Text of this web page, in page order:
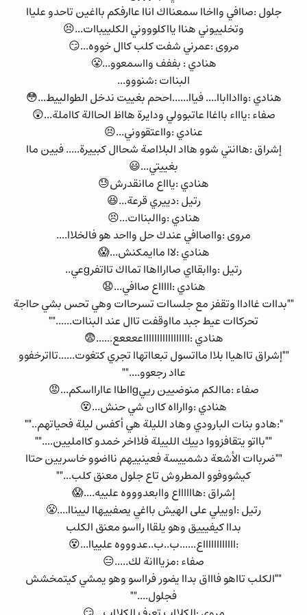
جلول :صاافي وااخاا سمعنااك اناا عاارفكم بااغين تاحدو علياا
وتخلييوني هناا يااكلوووني الكلييباات...😣
مروى :عمرني شفت كلب كاال خووه...😏
هنادي : بففف وااسمعوو...😤
البناات :شنووو...
هنادي :واادااباا.... فياا......اححم بغييت ندخل الطوالييط...😳
صفاء :ياااء بااغاا عاتبوولي ودايرة هااظ الحاالة كااملة...😲
عنادي :وااعتقووني...😣
إشراق :هاانتي شوو هااد البلااصة شحاال كبييرة..... فيين ماا
بغييتي...😃
هنادي :ياااع ماانقدرش😓
رتيل :دييري قرعة...😆
هنادي :واالبناات...😣
مروى :وااصاافي عندك حل وااحد هو فالخلاا....
هنادي :لاا ماايمكنش...😱
رتيل :واابقااي صاارااهاا تمااك تااتفرgعي..
هنادي :اااااع صاافي...😧
""بداات غااداا وتقفز مع جلساات تسرحاات وهي تحس بشي حااجة
تحركاات عيط جبد مااوقفت تاال عند البناات......""
هنادي :اااااااااااااااااععععع......😨
""إشراق تااهياا بلاا مااتسول تبعااتهاا تجري كتغوت......تااترخفوو
عااد رجعوو....""
صفاء :ماالكم منوضيين رييgااطاا عاارااسكم...😡
هنادي :واارااه كاان شي حنش...😵
":هادو بنات البارودي وهاد الليلة هي أكفس ليلة فحياتهم..""
""بااتو يتقافزووا دييك اللييلة فلااخر خمدو كاامليين....""
""ضرباات الأشعة دشمييسة فعينييهم نااضوو خاسريين حتاا
كيشووفوو المطروش تاع جلول معنق كلب...""
إشراق :هااااااع واابعدوووه علييه....😱
رتيل :اوييلي على الهيش بااغي يصفييهاا لييناا....😤
بداا كيفيييق وهو يلقاا رااسو معنق الكلب
:ااااااااااااع......ب..ب..عدوووه عليياا...😵
صفاء :مزيااانة لك.....😑
""الكلب تااهو فاااق بداا يضور فرااسو وهو يمشي كيتمخشش
فجلول....""